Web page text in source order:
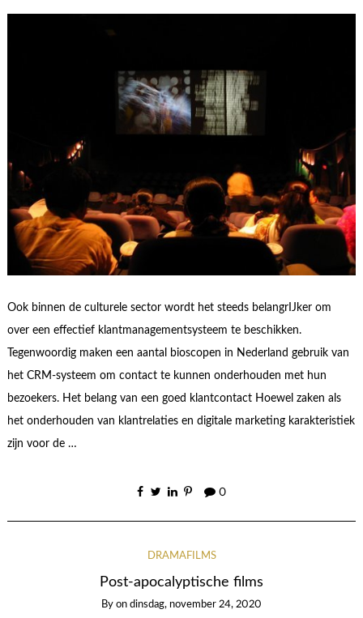
Ook binnen de culturele sector wordt het steeds belangrIJker om
over een effectief klantmanagementsysteem te beschikken.
Tegenwoordig maken een aantal bioscopen in Nederland gebruik van
het CRM-systeem om contact te kunnen onderhouden met hun
bezoekers. Het belang van een goed klantcontact Hoewel zaken als
het onderhouden van klantrelaties en digitale marketing karakteristiek
zijn voor de …
0
DRAMAFILMS
Post-apocalyptische films
By on dinsdag, november 24, 2020